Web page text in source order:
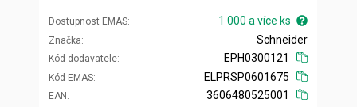
Dostupnost EMAS 1 000 a více ks
Značka
Kód dodavatele
Schneider
EPH0300121
Kód EMAS
EAN
ELPRSP0601675
3606480525001